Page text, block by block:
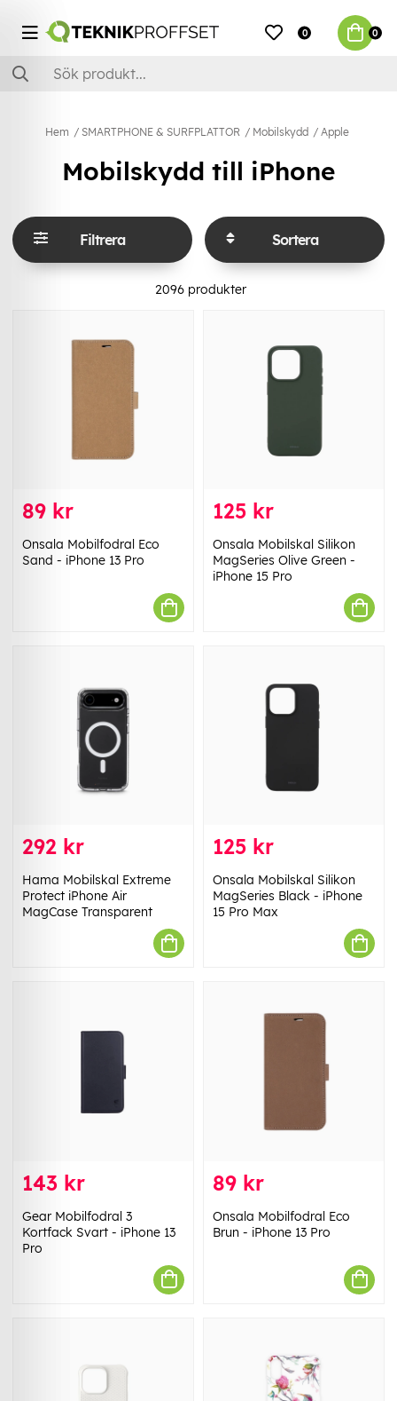
0 0
Hem SMARTPHONE & SURFPLATTOR Mobilskydd Apple
Mobilskydd till iPhone
Filtrera Sortera
2096produkter
89 kr
Onsala Mobilfodral Eco
Sand - iPhone 13 Pro
125 kr
Onsala Mobilskal Silikon
MagSeries Olive Green -
iPhone 15 Pro
292 kr
Hama Mobilskal Extreme
Protect iPhone Air
MagCase Transparent
125 kr
Onsala Mobilskal Silikon
MagSeries Black - iPhone
15 Pro Max
143 kr
Gear Mobilfodral 3
Kortfack Svart - iPhone 13
Pro
89 kr
Onsala Mobilfodral Eco
Brun - iPhone 13 Pro